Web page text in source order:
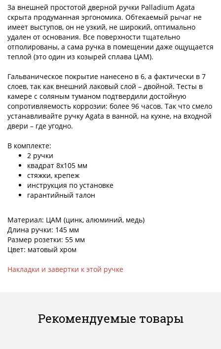
За внешней простотой дверной ручки Palladium Agata
скрыта продуманная эргономика. Обтекаемый рычаг не
имеет выступов, он не узкий, не широкий, оптимально
удален от основания. Все поверхности тщательно
отполированы, а сама ручка в помещении даже ощущается
теплой (это один из козырей сплава ЦАМ).
Гальваническое покрытие нанесено в 6, а фактически в 7
слоев, так как внешний лаковый слой – двойной. Тесты в
камере с соляным туманом подтвердили достойную
сопротивляемость коррозии: более 96 часов. Так что смело
устанавливайте ручку Agata в ванной, на кухне, на входной
двери – где угодно.
В комплекте:
2 ручки
квадрат 8х105 мм
стяжки, крепеж
инструкция по установке
гарантийный талон
Материал: ЦАМ (цинк, алюминий, медь)
Длина ручки: 145 мм
Размер розетки: 55 мм
Цвет: матовый хром
Накладки и завертки к этой ручке
Рекомендуемые товары